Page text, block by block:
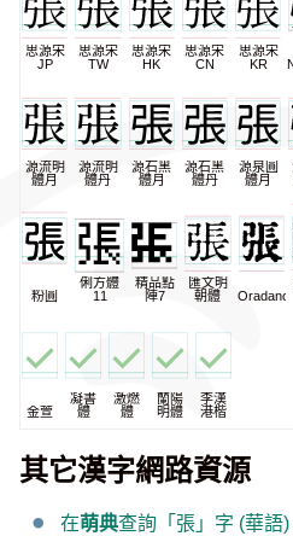
思源宋
JP
思源宋
TW
思源宋
HK
思源宋
CN
思源宋
KR
源流明
體月
源流明
體丹
源石黑
體月
源石黑
體丹
源泉圓
體月
粉圓
俐方體
11
精品點
陣7
匯文明
朝體
Oradano
金萱
凝書
體
激燃
體
蘭陽
明體
李漢
港楷
其它漢字網路資源
在萌典查詢「張」字 (華語)